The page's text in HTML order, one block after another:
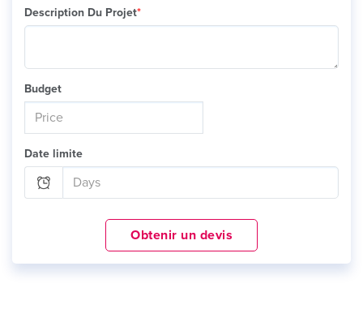
Description Du Projet*
Budget
Date limite
Obtenir un devis